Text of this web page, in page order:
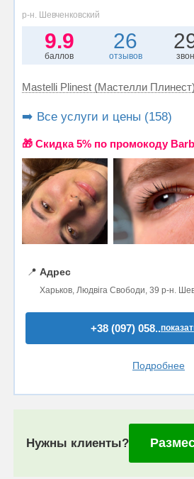
р-н. Шевченковский
9.9
баллов
26
отзывов
Mastelli Plinest (Мастелли Плинест)
➡️ Все услуги и цены (158)
🎁 Cкидка 5% по промокоду Barb
📍 Адрес
Харьков, Людвіга Свободи, 39 р-н.
+38 (097) 058..
Подробнее
Нужны клиенты?